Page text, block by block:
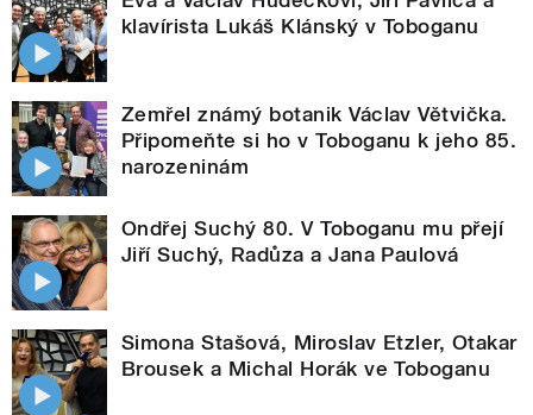
klavírista Lukáš Klánský v Toboganu
Zemřel známý botanik Václav Větvička.
Připomeňte si ho v Toboganu k jeho 85.
narozeninám
Ondřej Suchý 80. V Toboganu mu přejí
Jiří Suchý, Radůza a Jana Paulová
Simona Stašová, Miroslav Etzler, Otakar
Brousek a Michal Horák ve Toboganu